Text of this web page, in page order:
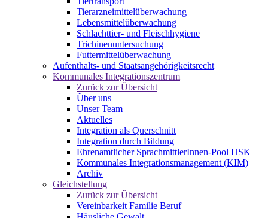
Tierarzneimittelüberwachung
Lebensmittelüberwachung
Schlachttier- und Fleischhygiene
Trichinenuntersuchung
Futtermittelüberwachung
Aufenthalts- und Staatsangehörigkeitsrecht
Kommunales Integrationszentrum
Zurück zur Übersicht
Über uns
Unser Team
Aktuelles
Integration als Querschnitt
Integration durch Bildung
Ehrenamtlicher SprachmittlerInnen-Pool HSK
Kommunales Integrationsmanagement (KIM)
Archiv
Gleichstellung
Zurück zur Übersicht
Vereinbarkeit Familie Beruf